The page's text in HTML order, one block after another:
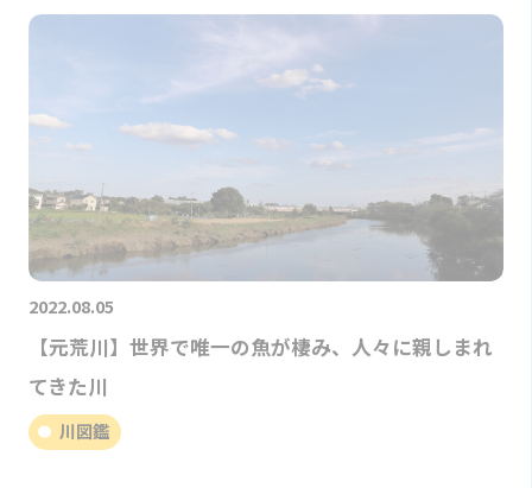
2022.08.05
【元荒川】世界で唯一の魚が棲み、人々に親しまれ
てきた川
川図鑑